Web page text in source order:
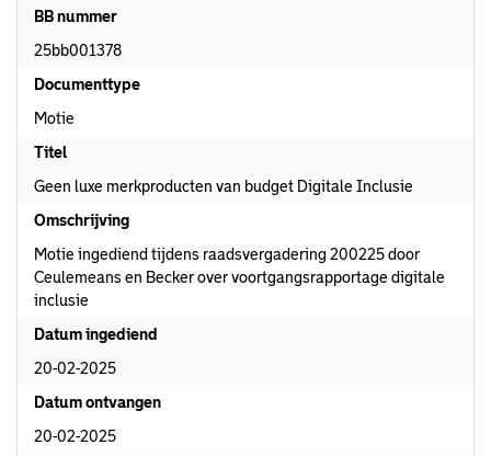
BB nummer
25bb001378
Documenttype
Motie
Titel
Geen luxe merkproducten van budget Digitale Inclusie
Omschrijving
Motie ingediend tijdens raadsvergadering 200225 door
Ceulemeans en Becker over voortgangsrapportage digitale
inclusie
Datum ingediend
20-02-2025
Datum ontvangen
20-02-2025